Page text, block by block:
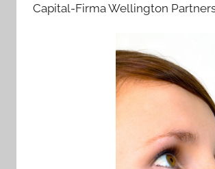
Capital-Firma Wellington